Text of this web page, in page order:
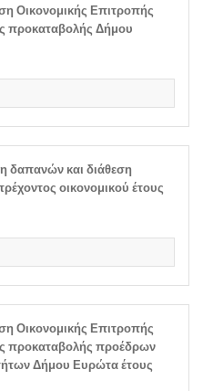
Οικονομικής Επιτροπής
προκαταβολής Δήμου
δαπανών και διάθεση
οικονομικού έτους
Οικονομικής Επιτροπής
προκαταβολής προέδρων
Δήμου Ευρώτα έτους